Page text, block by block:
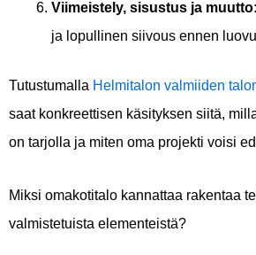
Viimeistely, sisustus ja muutto:
ja lopullinen siivous ennen
Tutustumalla Helmitalon valmiiden
saat konkreettisen käsityksen siitä,
on tarjolla ja miten oma projekti voisi
Miksi omakotitalo kannattaa rakentaa
valmistetuista elementeistä?